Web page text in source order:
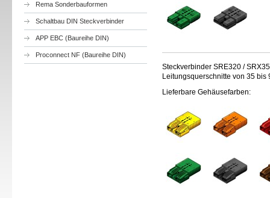
Rema Sonderbauformen
Schaltbau DIN Steckverbinder
APP EBC (Baureihe DIN)
Proconnect NF (Baureihe DIN)
Steckverbinder SRE320 /
Leitungsquerschnitte von 35 bis
Lieferbare Gehäusefarben: